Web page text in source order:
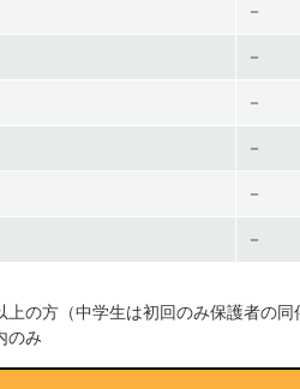
－
－
－
－
－
－
上の方（中学生は初回のみ保護者の同
のみ